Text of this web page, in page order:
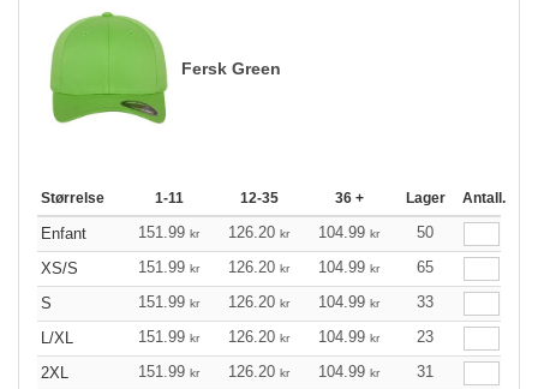
Fersk Green
Størrelse 1-11 12-35 36 + Lager Antall.
Enfant 151.99 kr 126.20 kr 104.99 kr
50
XS/S
151.99 kr 126.20 kr 104.99 kr
65
S
151.99 kr 126.20 kr 104.99 kr
33
L/XL
151.99 kr 126.20 kr 104.99 kr
23
2XL
151.99 kr 126.20 kr 104.99 kr 31